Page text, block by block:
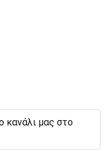
κανάλι μας στο